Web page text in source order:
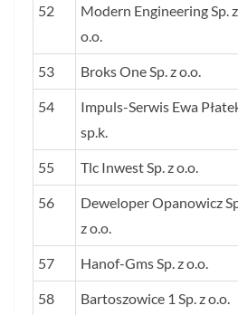
52
Modern Engineering Sp. z
o.o.
53 Broks One Sp. z o.o.
54
Impuls-Serwis Ewa
sp.k.
55 Tlc Inwest Sp. z o.o.
56
Deweloper Opanowicz
z o.o.
57 Hanof-Gms Sp. z o.o.
58 Bartoszowice 1 Sp. z o.o.